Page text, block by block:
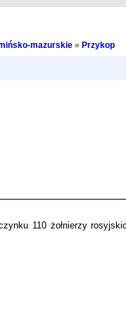
mazurskie» Przykop
110 żołnierzy